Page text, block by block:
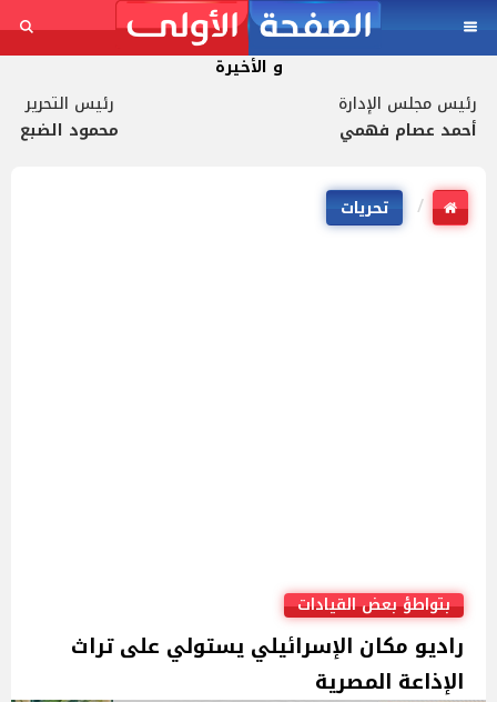
و الأخيرة
رئيس مجلس الإدارة
أحمد عصام فهمي
رئيس التحرير
محمود الضبع
تحريات
بتواطؤ بعض القيادات
راديو مكان الإسرائيلي يستولي على تراث
الإذاعة المصرية